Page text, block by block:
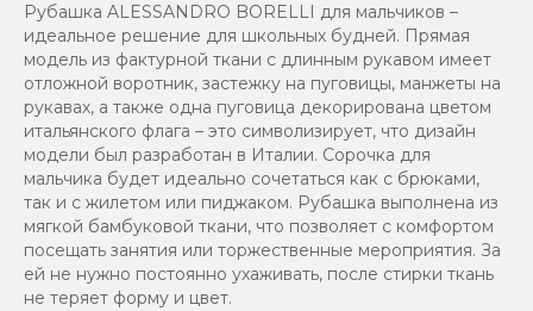
Рубашка ALESSANDRO BORELLI для мальчиков –
идеальное решение для школьных будней. Прямая
модель из фактурной ткани с длинным рукавом имеет
отложной воротник, застежку на пуговицы, манжеты на
рукавах, а также одна пуговица декорирована цветом
итальянского флага – это символизирует, что дизайн
модели был разработан в Италии. Сорочка для
мальчика будет идеально сочетаться как с брюками,
так и с жилетом или пиджаком. Рубашка выполнена из
мягкой бамбуковой ткани, что позволяет с комфортом
посещать занятия или торжественные мероприятия. За
ей не нужно постоянно ухаживать, после стирки ткань
не теряет форму и цвет.